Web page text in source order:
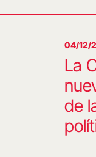
04/12/
La
de